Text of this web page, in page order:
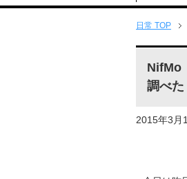
日常 TOP
NifMo
調べた
2015年3月